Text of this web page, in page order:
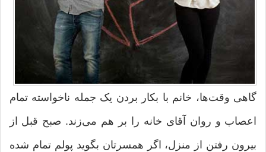
گاهی وقت‌ها، خانم با بکار بردن یک جمله ناخواسته تمام
اعصاب و روان آقای خانه را بر هم می‌زند. صبح قبل از
بیرون رفتن از منزل، اگر همسرتان بگوید پولم تمام شده